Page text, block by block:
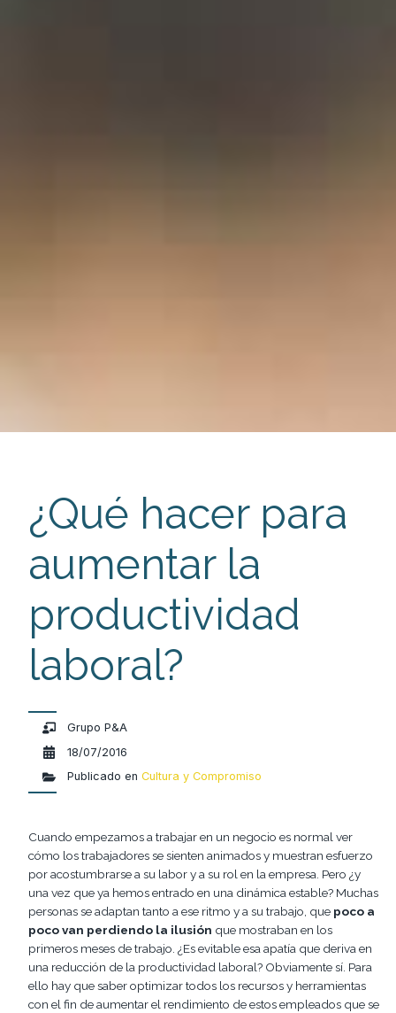
¿Qué hacer para
aumentar la
productividad
laboral?
Grupo P&A
18/07/2016
Publicado en Cultura y Compromiso
Cuando empezamos a trabajar en un negocio es normal ver
cómo los trabajadores se sienten animados y muestran esfuerzo
por acostumbrarse a su labor y a su rol en la empresa. Pero ¿y
una vez que ya hemos entrado en una dinámica estable? Muchas
personas se adaptan tanto a ese ritmo y a su trabajo, que poco a
poco van perdiendo la ilusión que mostraban en los
primeros meses de trabajo. ¿Es evitable esa apatía que deriva en
una reducción de la productividad laboral? Obviamente sí. Para
ello hay que saber optimizar todos los recursos y herramientas
con el fin de aumentar el rendimiento de estos empleados que se